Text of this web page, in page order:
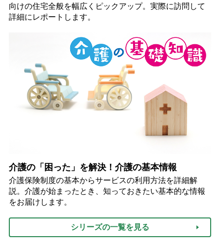
向けの住宅全般を幅広くピックアップ。実際に訪問して
詳細にレポートします。
介護の「困った」を解決！介護の基本情報
介護保険制度の基本からサービスの利用方法を詳細解
説。介護が始まったとき、知っておきたい基本的な情報
をお届けします。
シリーズの一覧を見る